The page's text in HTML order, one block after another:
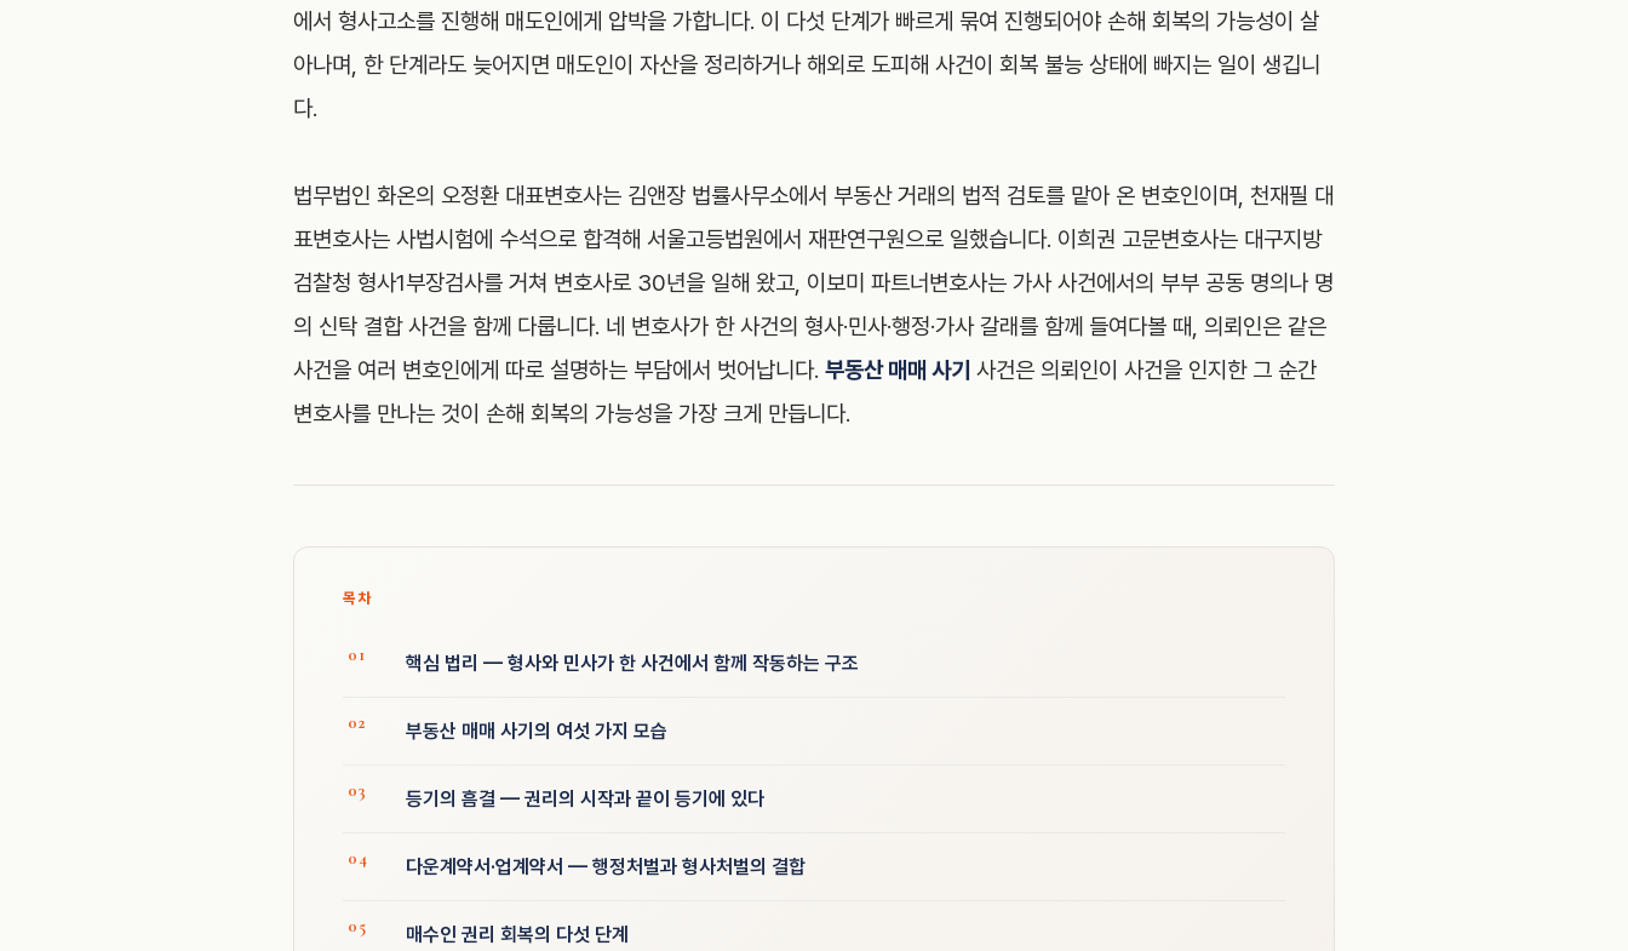
에서 형사고소를 진행해 매도인에게 압박을 가합니다. 이 다섯 단계가 빠르게 묶여 진행되어야 손해 회복의 가능성이 살
아나며, 한 단계라도 늦어지면 매도인이 자산을 정리하거나 해외로 도피해 사건이 회복 불능 상태에 빠지는 일이 생깁니
다.
법무법인 화온의 오정환 대표변호사는 김앤장 법률사무소에서 부동산 거래의 법적 검토를 맡아 온 변호인이며, 천재필 대
표변호사는 사법시험에 수석으로 합격해 서울고등법원에서 재판연구원으로 일했습니다. 이희권 고문변호사는 대구지방
검찰청 형사1부장검사를 거쳐 변호사로 30년을 일해 왔고, 이보미 파트너변호사는 가사 사건에서의 부부 공동 명의나 명
의 신탁 결합 사건을 함께 다룹니다. 네 변호사가 한 사건의 형사·민사·행정·가사 갈래를 함께 들여다볼 때, 의뢰인은 같은
사건을 여러 변호인에게 따로 설명하는 부담에서 벗어납니다. 부동산 매매 사기 사건은 의뢰인이 사건을 인지한 그 순간
변호사를 만나는 것이 손해 회복의 가능성을 가장 크게 만듭니다.
목차
핵심 법리 — 형사와 민사가 한 사건에서 함께 작동하는 구조
부동산 매매 사기의 여섯 가지 모습
등기의 흠결 — 권리의 시작과 끝이 등기에 있다
다운계약서·업계약서 — 행정처벌과 형사처벌의 결합
매수인 권리 회복의 다섯 단계